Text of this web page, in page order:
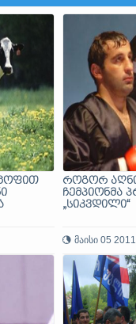
როგორ
ჩემპიონმა
„სიკვდილი“
მაისი 05 2011